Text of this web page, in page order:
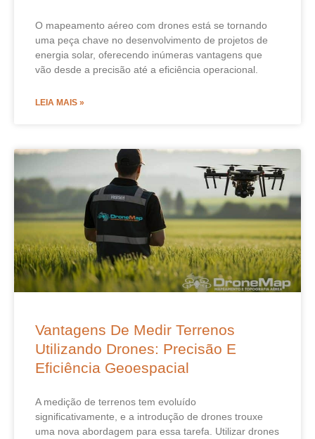
O mapeamento aéreo com drones está se tornando
uma peça chave no desenvolvimento de projetos de
energia solar, oferecendo inúmeras vantagens que
vão desde a precisão até a eficiência operacional.
LEIA MAIS »
Vantagens De Medir Terrenos
Utilizando Drones: Precisão E
Eficiência Geoespacial
A medição de terrenos tem evoluído
significativamente, e a introdução de drones trouxe
uma nova abordagem para essa tarefa. Utilizar drones